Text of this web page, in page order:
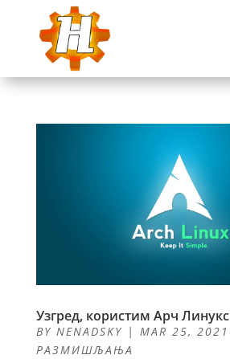
Узгред, користим Арч Линукс
BY NENADSKY | MAR 25, 2021
РАЗМИШЉАЊА